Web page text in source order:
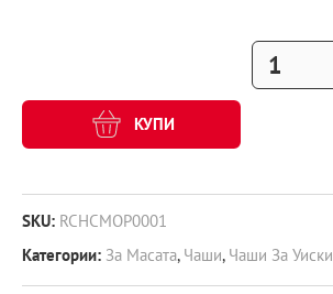
КУПИ
SKU: RCHCMOP0001
Категории: За Масата, Чаши, Чаши За Уиски